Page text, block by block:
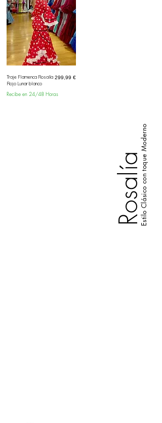
Traje Flamenca Rosalía
Rojo Lunar blanco
Prix
299,99 €
Recibe en 24/48 Horas
Estilo Clásico con toque Moderno
Rosalía